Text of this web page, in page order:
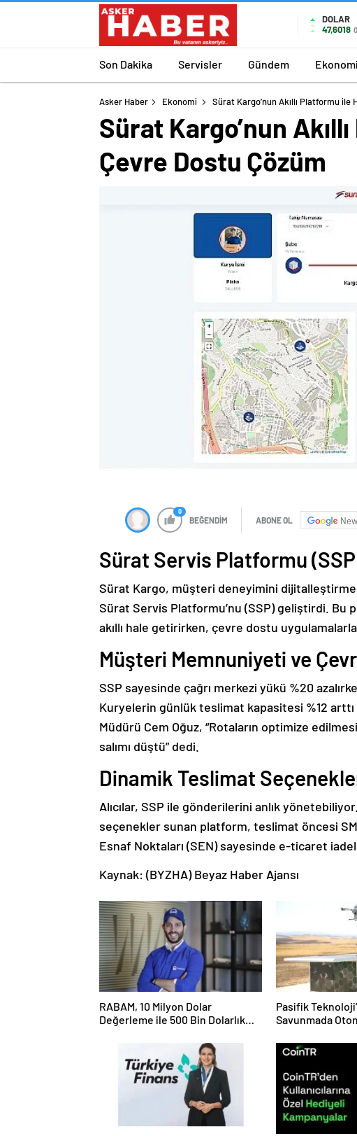
DOLAR
47,6018
Son Dakika Servisler Gündem Ekonomi
Asker Haber Ekonomi Sürat Kargo’nun Akıllı Platformu ile
Sürat Kargo’nun
Çevre Dostu Çözüm
0
BEĞENDİM ABONE OL
Sürat Servis Platformu
Sürat Kargo, müşteri deneyimini
Sürat Servis Platformu’nu (SSP) geliştirdi.
akıllı hale getirirken, çevre dostu
Müşteri Memnuniyeti ve
SSP sayesinde çağrı merkezi yükü %20
Kuryelerin günlük teslimat kapasitesi %12
Müdürü Cem Oğuz, “Rotaların optimize
salımı düştü” dedi.
Dinamik Teslimat
Alıcılar, SSP ile gönderilerini anlık
seçenekler sunan platform, teslimat öncesi
Esnaf Noktaları (SEN) sayesinde e-ticaret
Kaynak: (BYZHA) Beyaz Haber Ajansı
RABAM, 10 Milyon Dolar
Değerleme ile 500 Bin Dolarlık
Pasifik
Savunmada